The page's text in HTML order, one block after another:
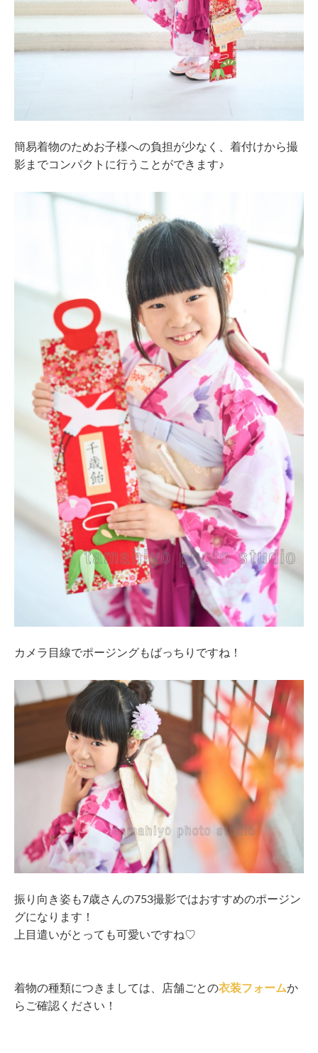
簡易着物のためお子様への負担が少なく、着付けから撮
影までコンパクトに行うことができます♪
カメラ目線でポージングもばっちりですね！
振り向き姿も7歳さんの753撮影ではおすすめのポージン
グになります！
上目遣いがとっても可愛いですね♡
着物の種類につきましては、店舗ごとの衣装フォームか
らご確認ください！